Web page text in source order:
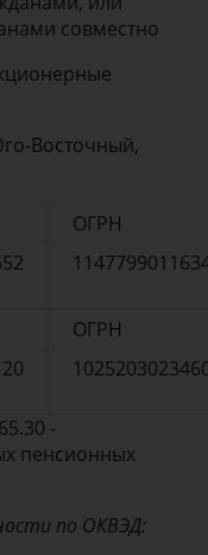
совместно
Восточный,
ОГРН
ОГРН
65.30 -
пенсионных
по ОКВЭД: